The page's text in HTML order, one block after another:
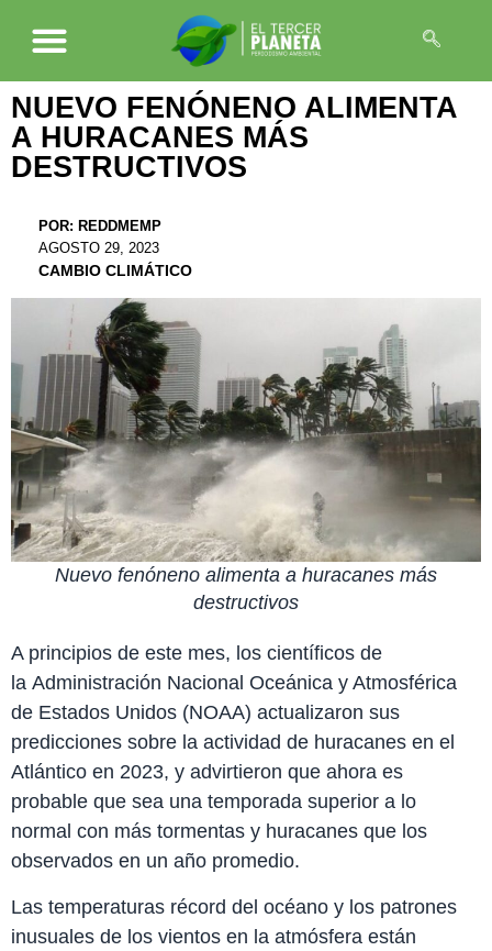
NUEVO FENÓNENO ALIMENTA
A HURACANES MÁS
DESTRUCTIVOS
POR: REDDMEMP
AGOSTO 29, 2023
CAMBIO CLIMÁTICO
Nuevo fenóneno alimenta a huracanes más
destructivos
A principios de este mes, los científicos de
la Administración Nacional Oceánica y Atmosférica
de Estados Unidos (NOAA) actualizaron sus
predicciones sobre la actividad de huracanes en el
Atlántico en 2023, y advirtieron que ahora es
probable que sea una temporada superior a lo
normal con más tormentas y huracanes que los
observados en un año promedio.
Las temperaturas récord del océano y los patrones
inusuales de los vientos en la atmósfera están